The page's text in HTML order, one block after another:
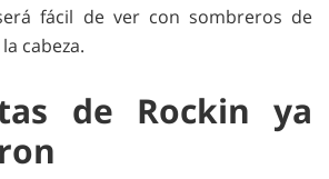
fácil de ver con sombreros de
cabeza.
de Rockin ya